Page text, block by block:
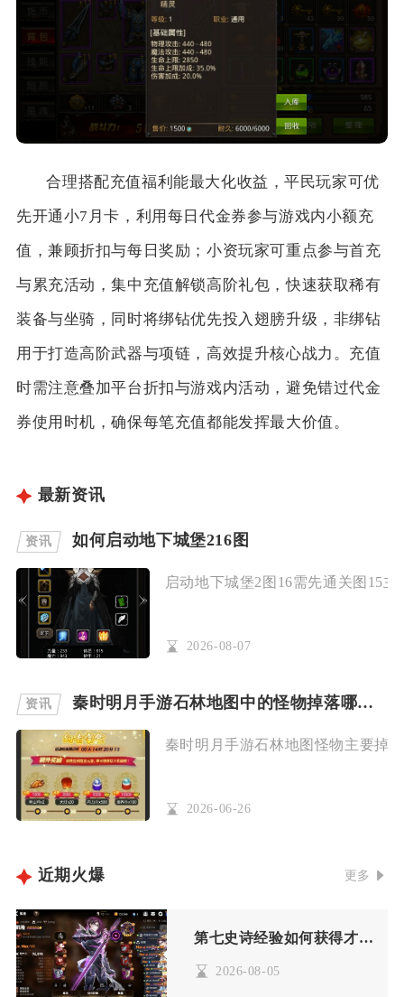
合理搭配充值福利能最大化收益，平民玩家可优
先开通小7月卡，利用每日代金券参与游戏内小额充
值，兼顾折扣与每日奖励；小资玩家可重点参与首充
与累充活动，集中充值解锁高阶礼包，快速获取稀有
装备与坐骑，同时将绑钻优先投入翅膀升级，非绑钻
用于打造高阶武器与项链，高效提升核心战力。充值
时需注意叠加平台折扣与游戏内活动，避免错过代金
券使用时机，确保每笔充值都能发挥最大价值。
最新资讯
资讯 如何启动地下城堡216图
启动地下城堡2图16需先通关图15
2026-08-07
资讯 秦时明月手游石林地图中的怪物掉落哪些资源
秦时明月手游石林地图怪物主要掉
2026-06-26
近期火爆 更多
第七史诗经验如何获得才更有效
2026-08-05